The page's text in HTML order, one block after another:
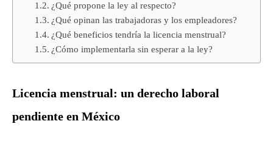
¿Qué propone la ley al respecto?
¿Qué opinan las trabajadoras y los empleadores?
¿Qué beneficios tendría la licencia menstrual?
¿Cómo implementarla sin esperar a la ley?
Licencia menstrual: un derecho laboral
pendiente en México